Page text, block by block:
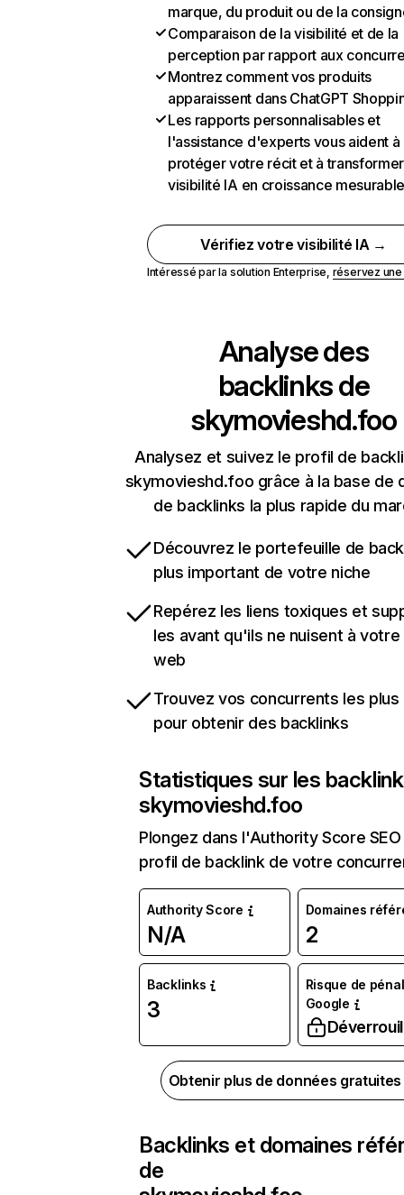
marque, du produit ou de la
Comparaison de la visibilité et de la
perception par rapport aux
Montrez comment vos produits
apparaissent dans ChatGPT
Les rapports personnalisables et
l'assistance d'experts vous aident à
protéger votre récit et à
visibilité IA en croissance
Vérifiez votre visibilité IA →
Intéressé par la solution Enterprise, réservez
Analyse des
backlinks de
skymovieshd.foo
Analysez et suivez le profil de
skymovieshd.foo grâce à la base de
de backlinks la plus rapide du
Découvrez le portefeuille de
plus important de votre niche
Repérez les liens toxiques et
les avant qu'ils ne nuisent à
web
Trouvez vos concurrents les
pour obtenir des backlinks
Statistiques sur les
skymovieshd.foo
Plongez dans l'Authority Score
profil de backlink de votre
Authority Score
N/A
Domaines
2
Backlinks
3
Risque de
Google
Obtenir plus de données
Backlinks et domaines
de